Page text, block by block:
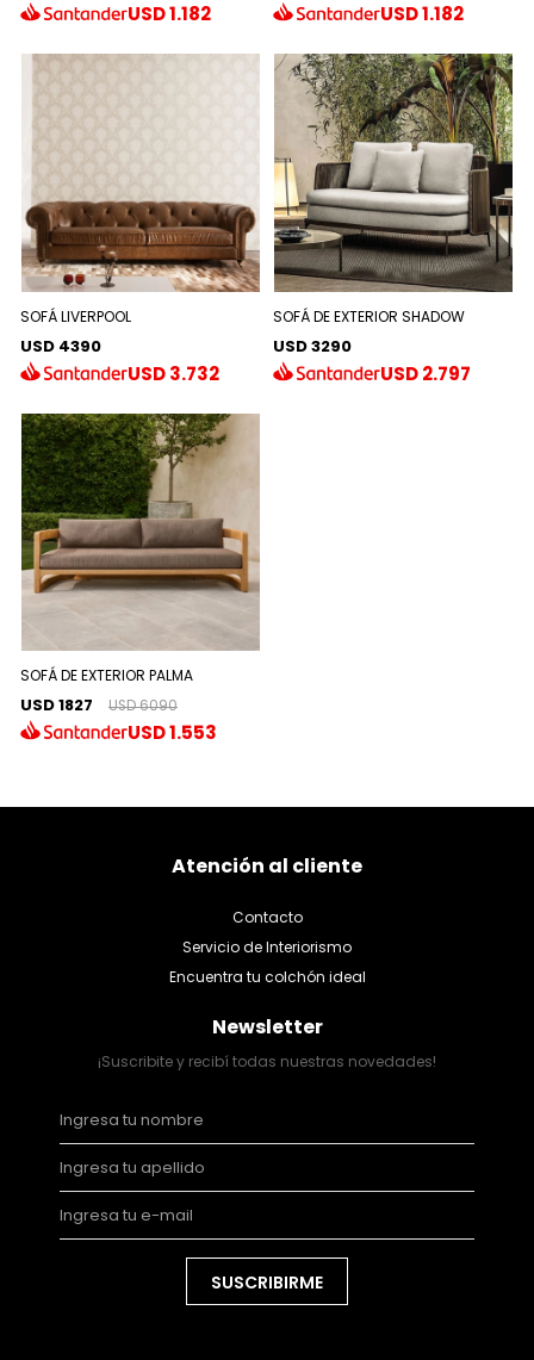
USD1.182 USD1.182
SOFÁ LIVERPOOL
USD 4390
USD3.732
SOFÁ DE EXTERIOR SHADOW
USD 3290
USD2.797
SOFÁ DE EXTERIOR PALMA
USD 1827 USD 6090
USD1.553
Atención al cliente
Contacto
Servicio de Interiorismo
Encuentra tu colchón ideal
Newsletter
¡Suscribite y recibí todas nuestras novedades!
SUSCRIBIRME